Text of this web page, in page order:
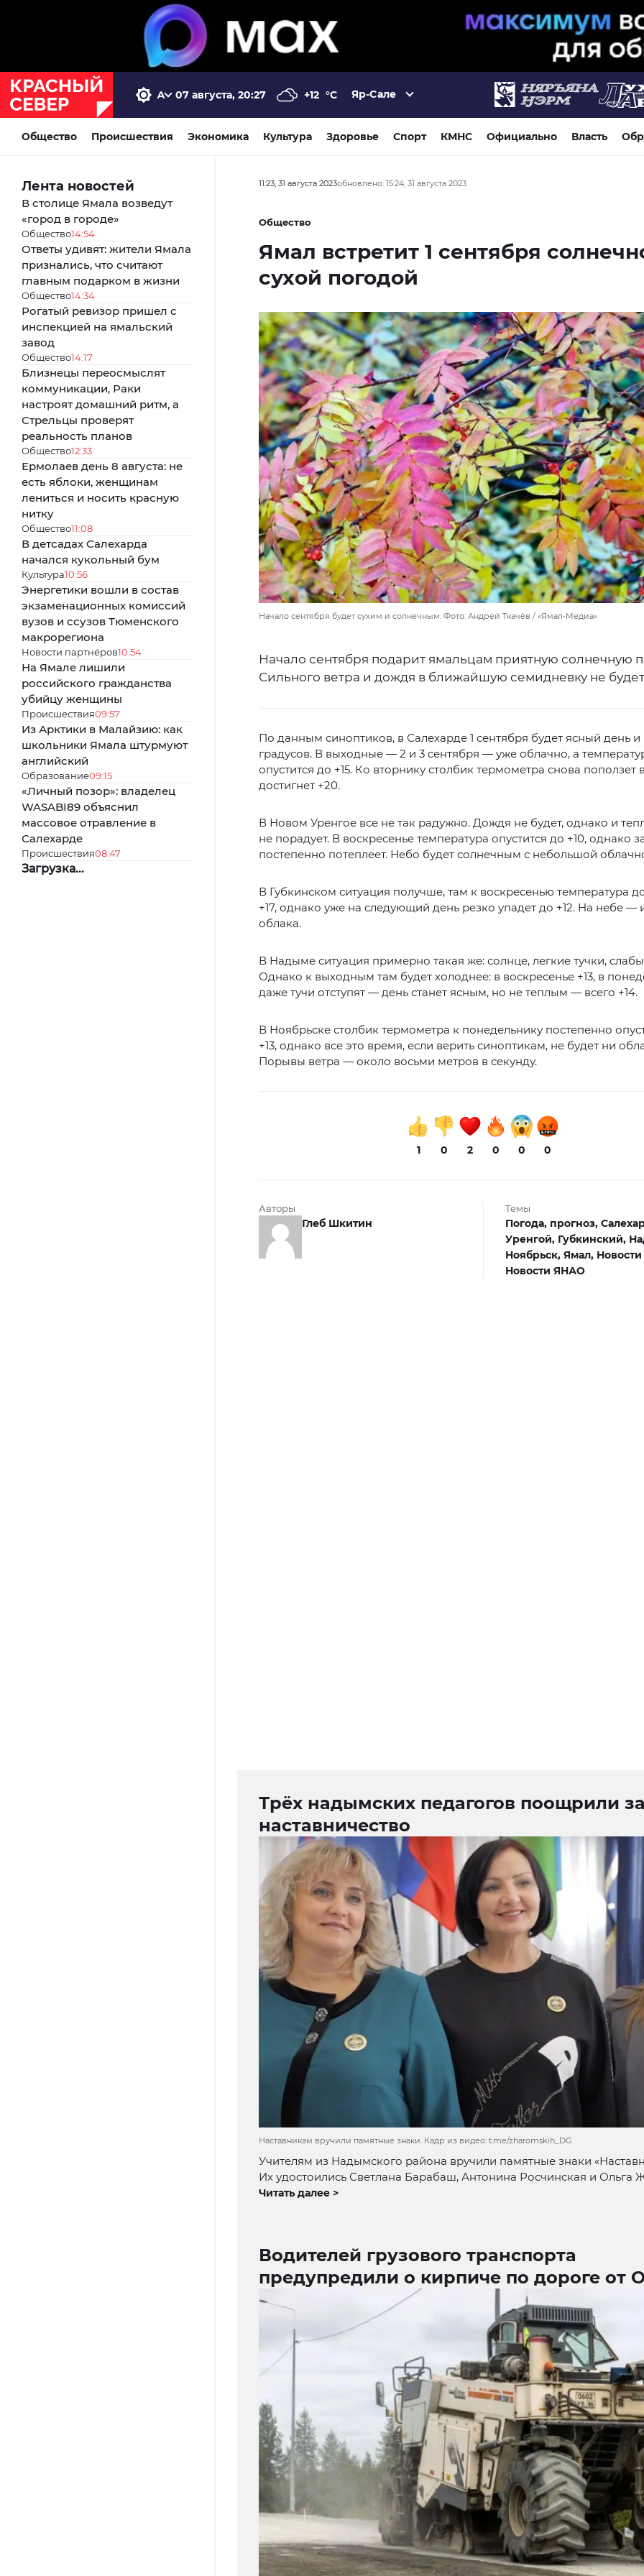
07 августа, 20:27 +12 °C Яр-Сале
Общество Происшествия Экономика Культура Здоровье Спорт КМНС Официально Власть
Лента новостей
В столице Ямала возведут
«город в городе»
Общество14:54
Ответы удивят: жители Ямала
признались, что считают
главным подарком в жизни
Общество14:34
Рогатый ревизор пришел с
инспекцией на ямальский
завод
Общество14:17
Близнецы переосмыслят
коммуникации, Раки
настроят домашний ритм, а
Стрельцы проверят
реальность планов
Общество12:33
Ермолаев день 8 августа: не
есть яблоки, женщинам
лениться и носить красную
нитку
Общество11:08
В детсадах Салехарда
начался кукольный бум
Культура10:56
Энергетики вошли в состав
экзаменационных комиссий
вузов и ссузов Тюменского
макрорегиона
Новости партнёров10:54
На Ямале лишили
российского гражданства
убийцу женщины
Происшествия09:57
Из Арктики в Малайзию: как
школьники Ямала штурмуют
английский
Образование09:15
«Личный позор»: владелец
WASABI89 объяснил
массовое отравление в
Салехарде
Происшествия08:47
Загрузка...
11:23, 31 августа 2023обновлено: 15:24, 31 августа 2023
Общество
Ямал встретит 1 сентября
сухой погодой
Начало сентября будет сухим и солнечным. Фото: Андрей Ткачёв / «Ямал-Медиа»
Начало сентября подарит ямальцам приятную солнечную
Сильного ветра и дождя в ближайшую семидневку не
По данным синоптиков, в Салехарде 1 сентября будет ясный день и
градусов. В выходные — 2 и 3 сентября — уже облачно, а
опустится до +15. Ко вторнику столбик термометра снова поползет
достигнет +20.
В Новом Уренгое все не так радужно. Дождя не будет, однако и
не порадует. В воскресенье температура опустится до +10, однако
постепенно потеплеет. Небо будет солнечным с небольшой
В Губкинском ситуация получше, там к воскресенью температура
+17, однако уже на следующий день резко упадет до +12. На небе —
облака.
В Надыме ситуация примерно такая же: солнце, легкие тучки,
Однако к выходным там будет холоднее: в воскресенье +13, в
даже тучи отступят — день станет ясным, но не теплым — всего +14.
В Ноябрьске столбик термометра к понедельнику постепенно
+13, однако все это время, если верить синоптикам, не будет ни
Порывы ветра — около восьми метров в секунду.
1 0 2 0 0 0
Авторы
Глеб Шкитин
Темы
Погода, прогноз,
Уренгой, Губкинский,
Ноябрьск, Ямал,
Новости ЯНАО
Трёх надымских педагогов поощрили
наставничество
Наставникам вручили памятные знаки. Кадр из видео: t.me/zharomskih_DG
Учителям из Надымского района вручили памятные знаки
Их удостоились Светлана Барабаш, Антонина Росчинская и Ольга
Читать далее >
Водителей грузового транспорта
предупредили о кирпиче по дороге от